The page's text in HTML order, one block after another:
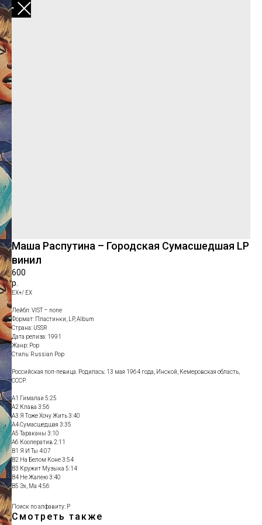
В каталог
Маша Распутина – Городская Сумасшедшая LP
винил
600
р.
EX+/ EX
Лейбл: VIST – none
Формат: Пластинки, LP, Album
Страна: USSR
Дата релиза: 1991
Жанр: Pop
Стиль: Russian Pop
Российская поп-певица. Родилась: 13 мая 1964 года, Инской, Кемеровская область,
СССР.
A1 Гималаи 5:25
A2 Клава 3:56
A3 Я Тоже Хочу Жить 3:40
A4 Сумасшедшая 3:35
A5 Тараканы 3:10
A6 Кооператив 2:11
B1 Я И Ты 4:07
B2 На Белом Коне 3:54
B3 Кружит Музыка 5:14
B4 Не Жалею 3:40
B5 Эх, Ма 4:56
Поиск по алфавиту: Р
Смотреть также